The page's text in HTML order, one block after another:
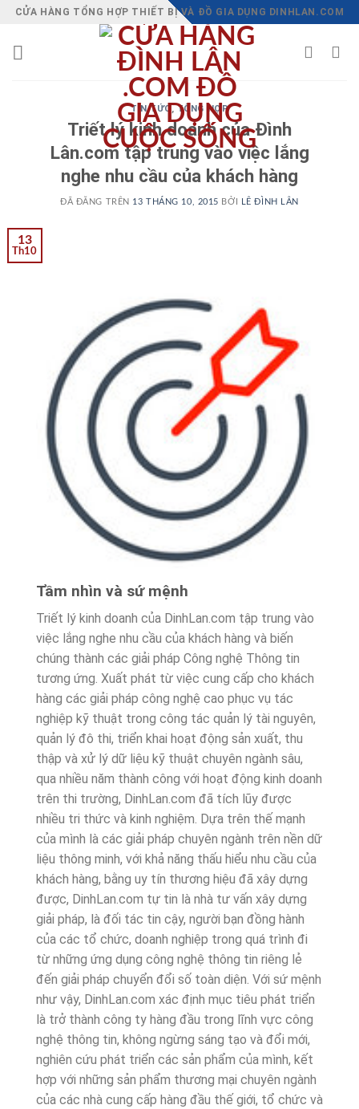
Chuyển
nội
CỬA HÀNG TỔNG HỢP THIẾT BỊ VÀ ĐỒ GIA DỤNG DINHLAN.COM
TIN TỨC,TỔNG HỢP
Triết lý kinh doanh của Đình
Lân.com tập trung vào việc lắng
nghe nhu cầu của khách hàng
ĐÃ ĐĂNG TRÊN 13 THÁNG 10, 2015 BỞI LÊ ĐÌNH LÂN
13
Th10
Tầm nhìn và sứ mệnh
Triết lý kinh doanh của DinhLan.com tập trung vào
việc lắng nghe nhu cầu của khách hàng và biến
chúng thành các giải pháp Công nghệ Thông tin
tương ứng. Xuất phát từ việc cung cấp cho khách
hàng các giải pháp công nghệ cao phục vụ tác
nghiệp kỹ thuật trong công tác quản lý tài nguyên,
quản lý đô thi, triển khai hoạt động sản xuất, thu
thập và xử lý dữ liệu kỹ thuật chuyên ngành sâu,
qua nhiều năm thành công với hoạt động kinh doanh
trên thi trường, DinhLan.com đã tích lũy được
nhiều tri thức và kinh nghiệm. Dựa trên thế mạnh
của mình là các giải pháp chuyên ngành trên nền dữ
liệu thông minh, với khả năng thấu hiểu nhu cầu của
khách hàng, bằng uy tín thương hiệu đã xây dựng
được, DinhLan.com tự tin là nhà tư vấn xây dựng
giải pháp, là đối tác tin cậy, người bạn đồng hành
của các tổ chức, doanh nghiệp trong quá trình đi
từ những ứng dụng công nghệ thông tin riêng lẻ
đến giải pháp chuyển đổi số toàn diện. Với sứ mệnh
như vậy, DinhLan.com xác định mục tiêu phát triển
là trở thành công ty hàng đầu trong lĩnh vực công
nghệ thông tin, không ngừng sáng tạo và đổi mới,
nghiên cứu phát triển các sản phẩm của mình, kết
hợp với những sản phẩm thương mại chuyên ngành
của các nhà cung cấp hàng đầu thế giới, tổ chức và